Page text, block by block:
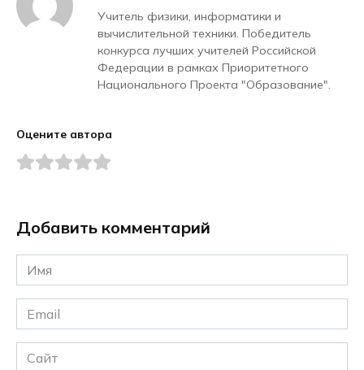
Учитель физики, информатики и
вычислительной техники. Победитель
конкурса лучших учителей Российской
Федерации в рамках Приоритетного
Национального Проекта "Образование".
Оцените автора
Добавить комментарий
Имя
*
Email
*
Сайт